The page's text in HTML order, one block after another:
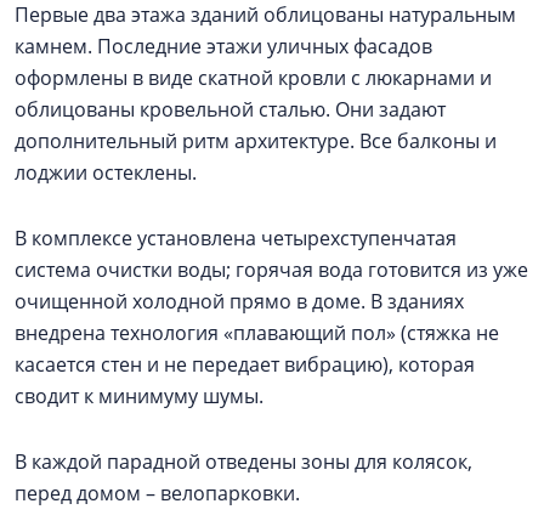
Первые два этажа зданий облицованы натуральным
камнем. Последние этажи уличных фасадов
оформлены в виде скатной кровли с люкарнами и
облицованы кровельной сталью. Они задают
дополнительный ритм архитектуре. Все балконы и
лоджии остеклены.
В комплексе установлена четырехступенчатая
система очистки воды; горячая вода готовится из уже
очищенной холодной прямо в доме. В зданиях
внедрена технология «плавающий пол» (стяжка не
касается стен и не передает вибрацию), которая
сводит к минимуму шумы.
В каждой парадной отведены зоны для колясок,
перед домом – велопарковки.